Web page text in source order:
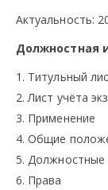
Актуальность:
Должностная
1. Титульный
2. Лист учёта
3. Применение
4. Общие
5. Должностные
6. Права